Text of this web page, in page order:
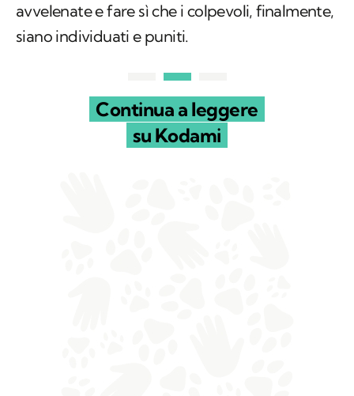
avvelenate e fare sì che i colpevoli, finalmente,
siano individuati e puniti.
Continua a leggere
su Kodami